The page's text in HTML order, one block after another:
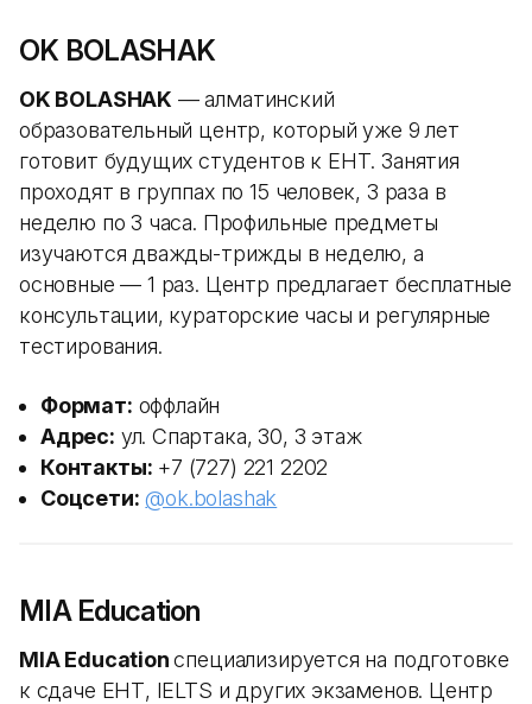
OK BOLASHAK
OK BOLASHAK — алматинский
образовательный центр, который уже 9 лет
готовит будущих студентов к ЕНТ. Занятия
проходят в группах по 15 человек, 3 раза в
неделю по 3 часа. Профильные предметы
изучаются дважды-трижды в неделю, а
основные — 1 раз. Центр предлагает бесплатные
консультации, кураторские часы и регулярные
тестирования.
Формат: оффлайн
Адрес: ул. Спартака, 30, 3 этаж
Контакты: +7 (727) 221 2202
Соцсети: @ok.bolashak
MIA Education
MIA Educationспециализируется на подготовке
к сдаче ЕНТ, IELTS и других экзаменов. Центр